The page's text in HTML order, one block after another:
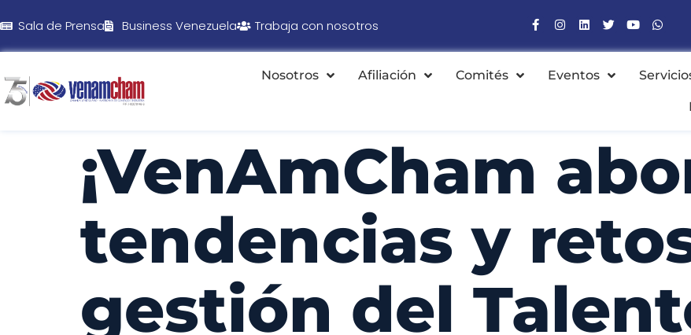
Sala de Prensa Business Venezuela Trabaja con nosotros
Nosotros Afiliación Comités Eventos
¡VenAmCham
tendencias y
gestión del